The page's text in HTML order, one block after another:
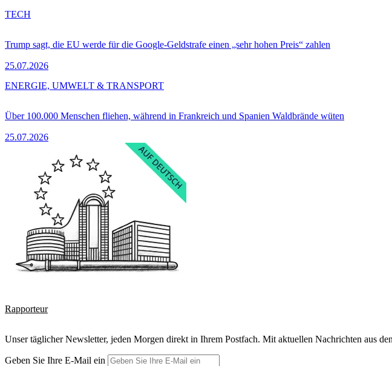
Trump sagt, die EU werde für die Google-Geldstrafe einen „sehr hohen Preis“ zahlen
25.07.2026
TECH
Über 100.000 Menschen fliehen, während in Frankreich und Spanien Waldbrände wüten
25.07.2026
ENERGIE, UMWELT & TRANSPORT
Rapporteur
Unser täglicher Newsletter, jeden Morgen direkt in Ihrem Postfach. Mit aktuellen Nachrichten aus
Geben Sie Ihre E-Mail ein